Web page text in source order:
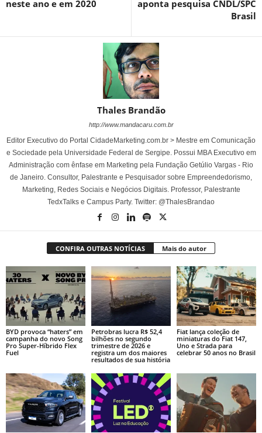
neste ano e em 2020
aponta pesquisa CNDL/SPC
Brasil
Thales Brandão
http://www.mandacaru.com.br
Editor Executivo do Portal CidadeMarketing.com.br > Mestre em Comunicação
e Sociedade pela Universidade Federal de Sergipe. Possui MBA Executivo em
Administração com ênfase em Marketing pela Fundação Getúlio Vargas - Rio
de Janeiro. Consultor, Palestrante e Pesquisador sobre Empreendedorismo,
Marketing, Redes Sociais e Negócios Digitais. Professor, Palestrante
TedxTalks e Campus Party. Twitter: @ThalesBrandao
CONFIRA OUTRAS NOTÍCIAS Mais do autor
BYD provoca “haters” em
campanha do novo Song
Pro Super-Híbrido Flex
Fuel
Petrobras lucra R$ 52,4
bilhões no segundo
trimestre de 2026 e
registra um dos maiores
resultados de sua história
Fiat lança coleção de
miniaturas do Fiat 147,
Uno e Strada para
celebrar 50 anos no Brasil